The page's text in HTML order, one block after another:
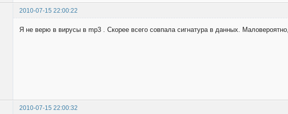
2010-07-15 22:00:22
Я не верю в вирусы в mp3 . Скорее всего совпала сигнатура в данных.
2010-07-15 22:00:32